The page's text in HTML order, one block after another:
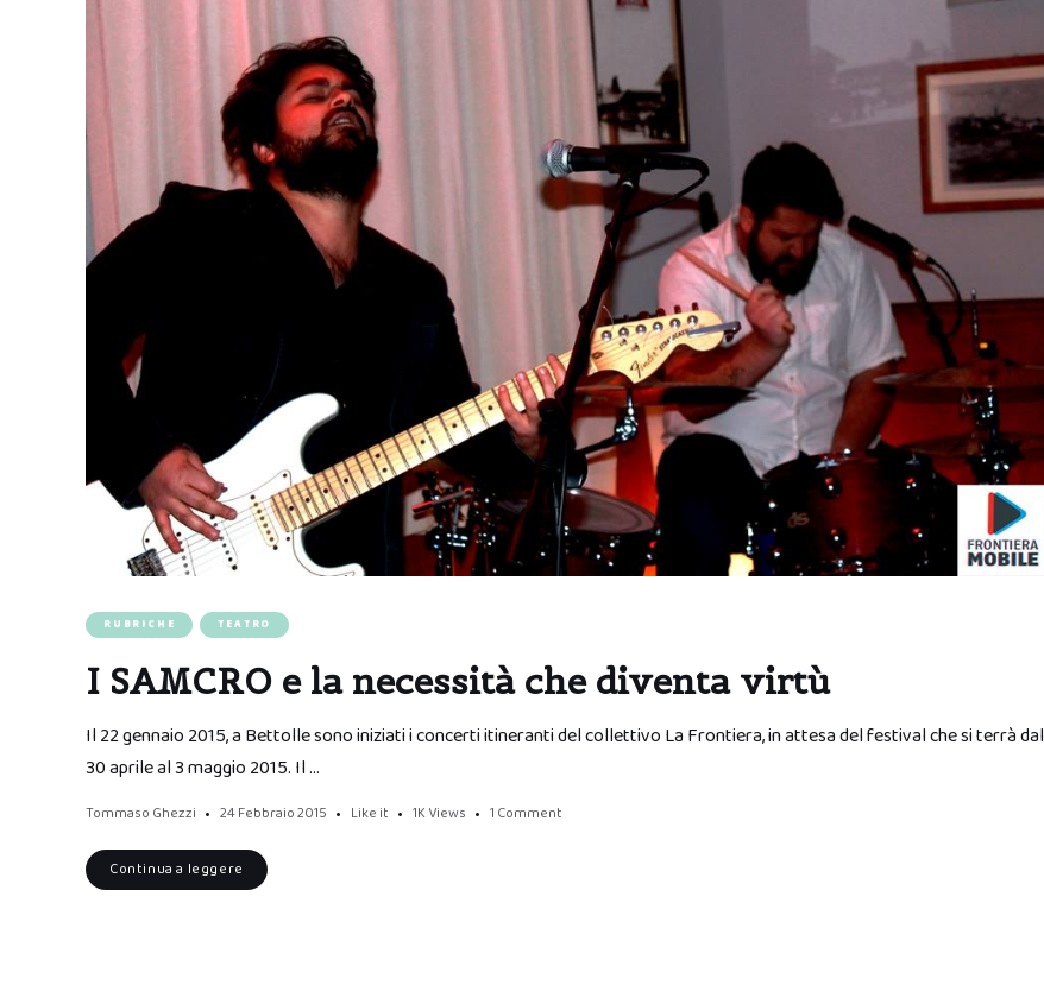
RUBRICHE TEATRO
I SAMCRO e la necessità che diventa virtù
Il 22 gennaio 2015, a Bettolle sono iniziati i concerti itineranti del collettivo La Frontiera, in attesa del festival che si terrà dal
30 aprile al 3 maggio 2015. Il …
Tommaso Ghezzi 24 Febbraio 2015 Like it 1K Views 1 Comment
Continua a leggere